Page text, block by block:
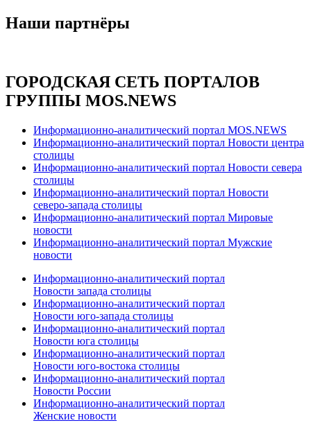
Наши партнёры
ГОРОДСКАЯ СЕТЬ ПОРТАЛОВ
ГРУППЫ MOS.NEWS
Информационно-аналитический портал MOS.NEWS
Информационно-аналитический портал Новости центра
столицы
Информационно-аналитический портал Новости севера
столицы
Информационно-аналитический портал Новости
северо-запада столицы
Информационно-аналитический портал Мировые
новости
Информационно-аналитический портал Мужские
новости
Информационно-аналитический портал
Новости запада столицы
Информационно-аналитический портал
Новости юго-запада столицы
Информационно-аналитический портал
Новости юга столицы
Информационно-аналитический портал
Новости юго-востока столицы
Информационно-аналитический портал
Новости России
Информационно-аналитический портал
Женские новости